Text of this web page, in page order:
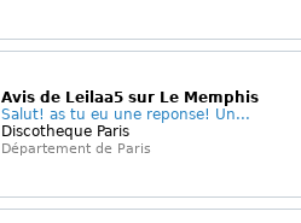
Avis de Leilaa5 sur Le Memphis
Salut! as tu eu une reponse! Un...
Discotheque Paris
Département de Paris